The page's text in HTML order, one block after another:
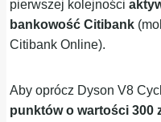
pierwszej kolejności
bankowość Citibank
Citibank Online).
Aby oprócz Dyson V8
punktów o wartości 300